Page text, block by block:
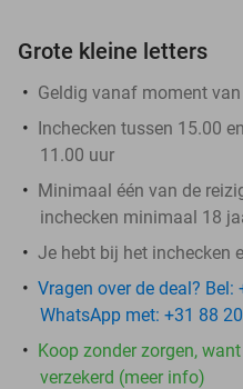
Grote kleine letters
Geldig vanaf moment
Inchecken tussen 15.00
11.00 uur
Minimaal één van de
inchecken minimaal 18
Je hebt bij het inchecken
Vragen over de deal?
WhatsApp met: +31 88
Koop zonder zorgen,
verzekerd (meer info)